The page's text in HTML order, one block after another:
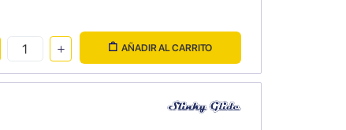
AÑADIR AL CARRITO